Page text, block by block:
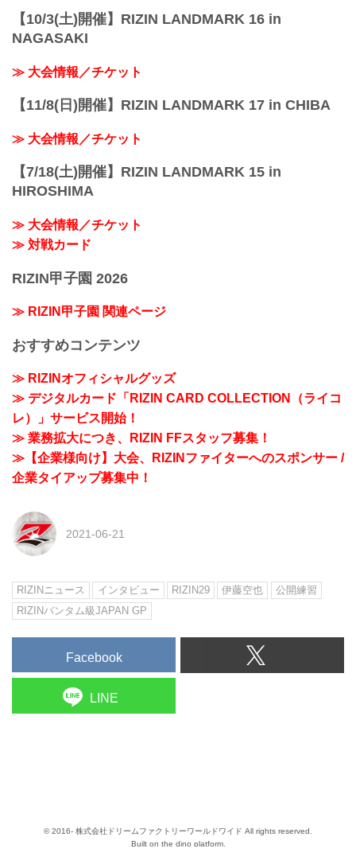
【10/3(土)開催】RIZIN LANDMARK 16 in
NAGASAKI
≫ 大会情報／チケット
【11/8(日)開催】RIZIN LANDMARK 17 in CHIBA
≫ 大会情報／チケット
【7/18(土)開催】RIZIN LANDMARK 15 in
HIROSHIMA
≫ 大会情報／チケット
≫ 対戦カード
RIZIN甲子園 2026
≫ RIZIN甲子園 関連ページ
おすすめコンテンツ
≫ RIZINオフィシャルグッズ
≫ デジタルカード「RIZIN CARD COLLECTION（ライコ
レ）」サービス開始！
≫ 業務拡大につき、RIZIN FFスタッフ募集！
≫【企業様向け】大会、RIZINファイターへのスポンサー /
企業タイアップ募集中！
2021-06-21
RIZINニュース インタビュー RIZIN29 伊藤空也
公開練習
RIZINバンタム級JAPAN GP
Facebook
LINE
© 2016- 株式会社ドリームファクトリーワールドワイド All rights reserved.
Built on the dino platform.